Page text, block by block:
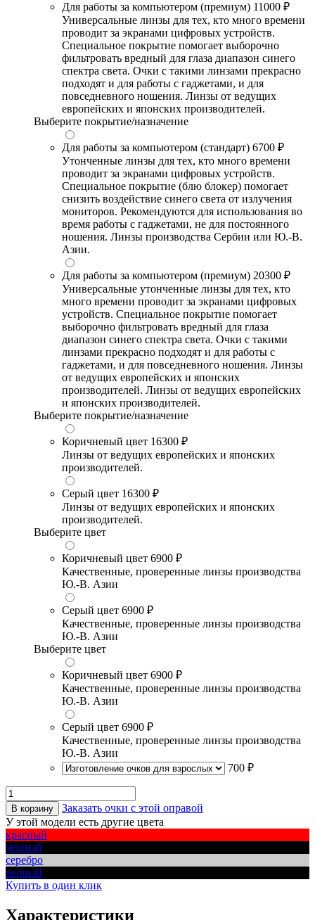
Для работы за компьютером (премиум) 11000 ₽
Универсальные линзы для тех, кто много времени
проводит за экранами цифровых устройств.
Специальное покрытие помогает выборочно
фильтровать вредный для глаза диапазон синего
спектра света. Очки с такими линзами прекрасно
подходят и для работы с гаджетами, и для
повседневного ношения. Линзы от ведущих
европейских и японских производителей.
Выберите покрытие/назначение
Для работы за компьютером (стандарт) 6700 ₽
Утонченные линзы для тех, кто много времени
проводит за экранами цифровых устройств.
Специальное покрытие (блю блокер) помогает
снизить воздействие синего света от излучения
мониторов. Рекомендуются для использования во
время работы с гаджетами, не для постоянного
ношения. Линзы производства Сербии или Ю.-В.
Азии.
Для работы за компьютером (премиум) 20300 ₽
Универсальные утонченные линзы для тех, кто
много времени проводит за экранами цифровых
устройств. Специальное покрытие помогает
выборочно фильтровать вредный для глаза
диапазон синего спектра света. Очки с такими
линзами прекрасно подходят и для работы с
гаджетами, и для повседневного ношения. Линзы
от ведущих европейских и японских
производителей. Линзы от ведущих европейских
и японских производителей.
Выберите покрытие/назначение
Коричневый цвет 16300 ₽
Линзы от ведущих европейских и японских
производителей.
Серый цвет 16300 ₽
Линзы от ведущих европейских и японских
производителей.
Выберите цвет
Коричневый цвет 6900 ₽
Качественные, проверенные линзы производства
Ю.-В. Азии
Серый цвет 6900 ₽
Качественные, проверенные линзы производства
Ю.-В. Азии
Выберите цвет
Коричневый цвет 6900 ₽
Качественные, проверенные линзы производства
Ю.-В. Азии
Серый цвет 6900 ₽
Качественные, проверенные линзы производства
Ю.-В. Азии
700 ₽
В корзину
Заказать очки с этой оправой
У этой модели есть другие цвета
красный
черный
серебро
черный
Купить в один клик
Характеристики